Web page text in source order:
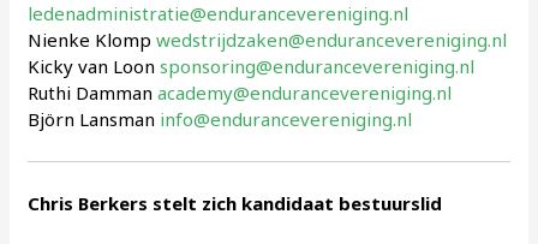
ledenadministratie@endurancevereniging.nl
Nienke Klompwedstrijdzaken@endurancevereniging.nl
Kicky van Loonsponsoring@endurancevereniging.nl
Ruthi Dammanacademy@endurancevereniging.nl
Björn Lansman info@endurancevereniging.nl
Chris Berkers stelt zich kandidaat bestuurslid